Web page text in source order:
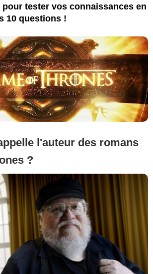
tester vos connaissances en
10 questions !
l'auteur des romans
?